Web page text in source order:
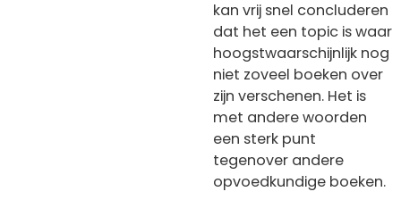
kan vrij snel concluderen
dat het een topic is waar
hoogstwaarschijnlijk nog
niet zoveel boeken over
zijn verschenen. Het is
met andere woorden
een sterk punt
tegenover andere
opvoedkundige boeken.